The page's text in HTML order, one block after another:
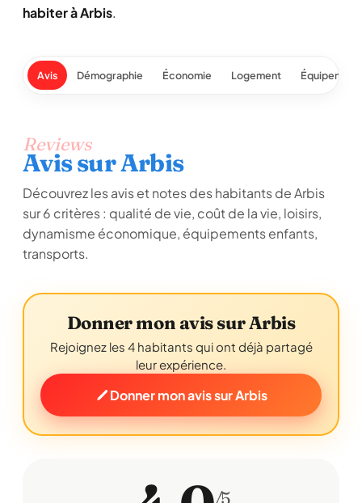
habiter à Arbis.
Avis Démographie Économie Logement
Reviews
Avis sur Arbis
Découvrez les avis et notes des habitants de Arbis
sur 6 critères : qualité de vie, coût de la vie, loisirs,
dynamisme économique, équipements enfants,
transports.
Donner mon avis sur Arbis
Rejoignez les 4 habitants qui ont déjà partagé
leur expérience.
Donner mon avis sur Arbis
/5